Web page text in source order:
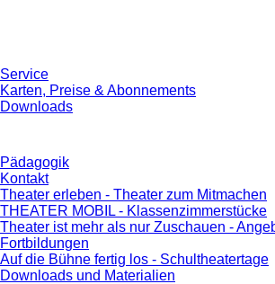
Service
Karten, Preise & Abonnements
Downloads
Pädagogik
Kontakt
Theater erleben - Theater zum Mitmachen
THEATER MOBIL - Klassenzimmerstücke
Theater ist mehr als nur Zuschauen -
Fortbildungen
Auf die Bühne fertig los - Schultheatertage
Downloads und Materialien